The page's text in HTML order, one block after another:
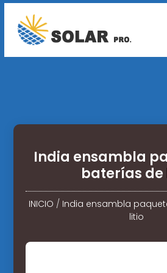
India ensambla
baterías de
INICIO / India ensambla
litio